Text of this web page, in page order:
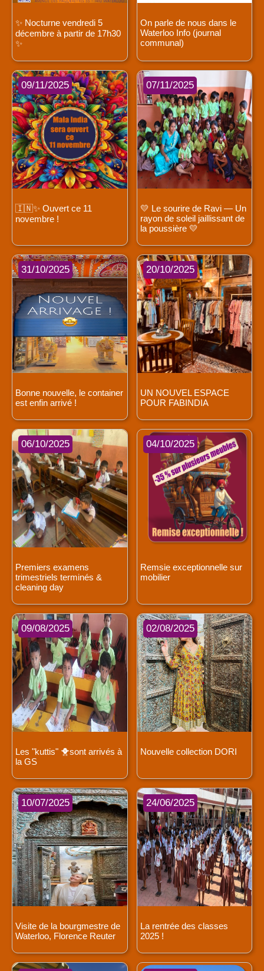
✨ Nocturne vendredi 5
décembre à partir de 17h30
✨
On parle de nous dans le
Waterloo Info (journal
communal)
09/11/2025
🇮🇳✨ Ouvert ce 11
novembre !
07/11/2025
💛 Le sourire de Ravi — Un
rayon de soleil jaillissant de
la poussière 💛
31/10/2025
Bonne nouvelle, le container
est enfin arrivé !
20/10/2025
UN NOUVEL ESPACE
POUR FABINDIA
06/10/2025
Premiers examens
trimestriels terminés &
cleaning day
04/10/2025
Remsie exceptionnelle sur
mobilier
09/08/2025
Les "kuttis" 🐥sont arrivés à
la GS
02/08/2025
Nouvelle collection DORI
10/07/2025
Visite de la bourgmestre de
Waterloo, Florence Reuter
24/06/2025
La rentrée des classes
2025 !